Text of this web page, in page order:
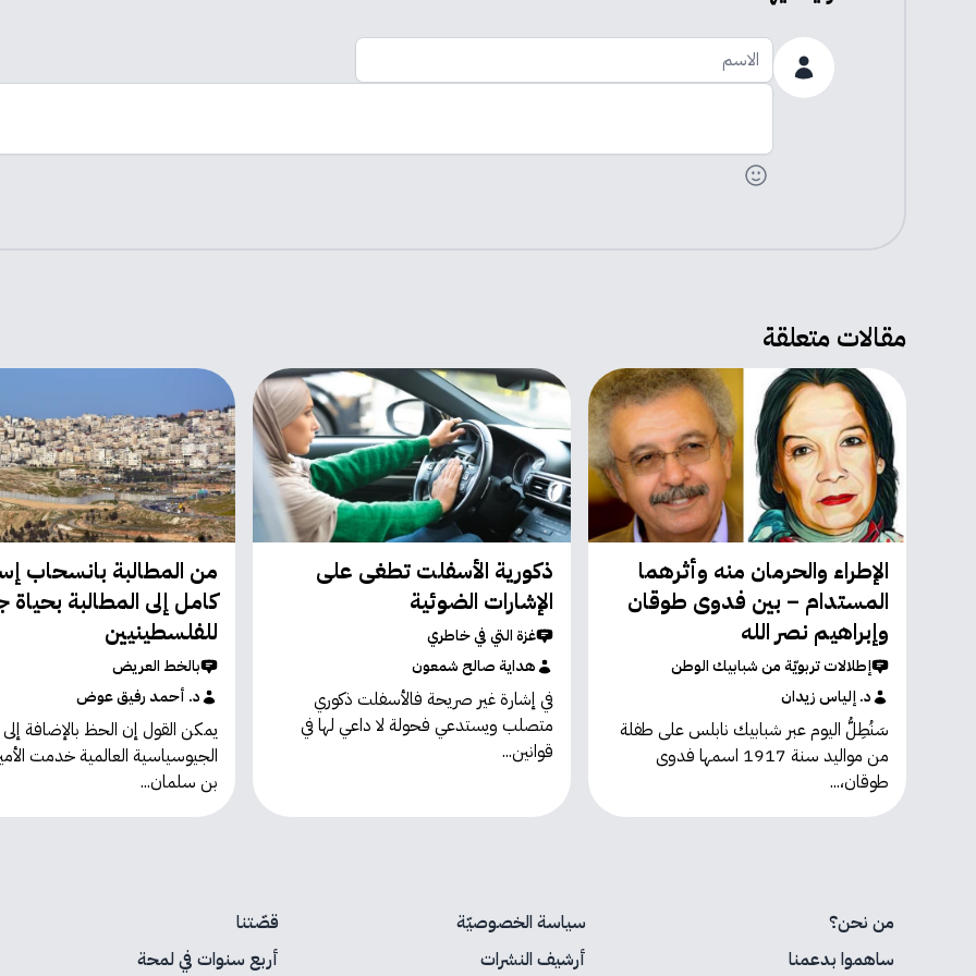
الاسم
اضف تعليقك
مقالات متعلقة
الإطراء والحرمان منه وأثرهما
المستدام – بين فدوى طوقان
وإبراهيم نصر الله
إطلالات تربويّة من شبابيك الوطن
د. إلياس زيدان
سَنُطِلُّ اليوم عبر شبابيك نابلس على طفلة
من مواليد سنة 1917 اسمها فدوى
طوقان،...
ذكورية الأسفلت تطغى على
الإشارات الضوئية
غزة التي في خاطري
هداية صالح شمعون
في إشارة غير صريحة فالأسفلت ذكوري
متصلب ويستدعي فحولة لا داعي لها في
قوانين...
من المطالبة بانسحاب
كامل إلى المطالبة
للفلسطينيين
بالخط العريض
د. أحمد رفيق عوض
يمكن القول إن الحظ بالإضافة إلى
الجيوسياسية العالمية خدمت
بن سلمان...
من نحن؟ سياسة الخصوصيّة
قصّتنا
ساهموا بدعمنا
أرشيف النشرات أربع سنوات في لمحة